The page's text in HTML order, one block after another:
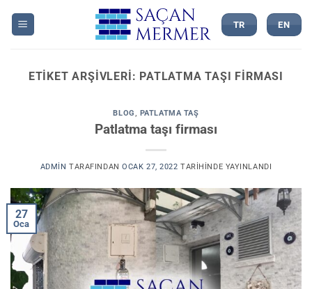
TR EN
ETIKET ARŞIVLERI: PATLATMA TAŞI FIRMASI
BLOG, PATLATMA TAŞ
Patlatma taşı firması
ADMIN TARAFINDAN OCAK 27, 2022 TARIHINDE YAYINLANDI
27
Oca